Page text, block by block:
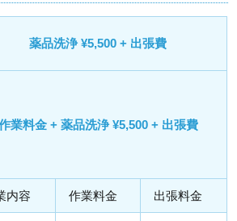
薬品洗浄 ¥5,500 + 出張費
業料金 + 薬品洗浄 ¥5,500 + 出張費
内容 作業料金 出張料金